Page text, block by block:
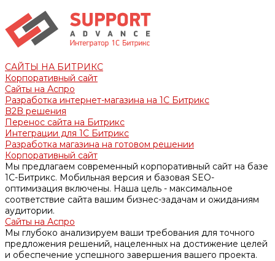
САЙТЫ НА БИТРИКС
Корпоративный сайт
Сайты на Аспро
Разработка интернет-магазина на 1С Битрикс
B2B решения
Перенос сайта на Битрикс
Интеграции для 1С Битрикс
Разработка магазина на готовом решении
Корпоративный сайт
Мы предлагаем современный корпоративный сайт на базе
1С-Битрикс. Мобильная версия и базовая SEO-
оптимизация включены. Наша цель - максимальное
соответствие сайта вашим бизнес-задачам и ожиданиям
аудитории.
Сайты на Аспро
Мы глубоко анализируем ваши требования для точного
предложения решений, нацеленных на достижение целей
и обеспечение успешного завершения вашего проекта.